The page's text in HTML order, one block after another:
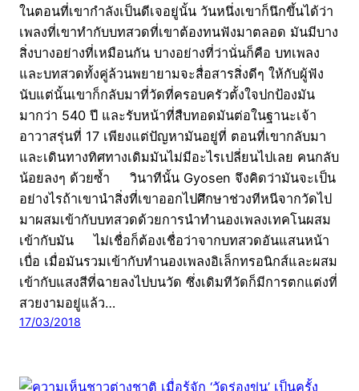
ในตอนที่เขากำลังเป็นดีเจอยู่นั้น วันหนึ่งเขาก็นึกขึ้นได้ว่า
เพลงที่เขาทำกับบทสวดที่เขาต้องทนฟังมาตลอด มันมีบาง
สิ่งบางอย่างที่เหมือนกัน บางอย่างที่ว่านั่นก็คือ บทเพลง
และบทสวดทั้งคู่ล้วนพยายามจะสื่อสารสิ่งดีๆ ให้กับผู้ฟัง
นับแต่นั้นเขาก็กลับมาที่วัดที่ครอบครัวตั้งใจปกป้องมัน
มากว่า 540 ปี และรับหน้าที่สืบทอดมันต่อในฐานะเจ้า
อาวาสรุ่นที่ 17 เพียงแต่ปัญหามันอยู่ที่ ตอนที่เขากลับมา
และเดินทางทิศทางเดิมมันไม่มีอะไรเปลี่ยนไปเลย คนกลับ
น้อยลงๆ ด้วยซ้ำ วินาทีนั้น Gyosen จึงคิดว่ามันจะเป็น
อย่างไรถ้าเขานำสิ่งที่เขาออกไปศึกษาช่วงทีหนีจากวัดไป
มาผสมเข้ากับบทสวดด้วยการนำทำนองเพลงเทคโนผสม
เข้ากับมัน ไม่เชื่อก็ต้องเชื่อว่าจากบทสวดอันแสนหน้า
เบื่อ เมื่อมันรวมเข้ากับทำนองเพลงอิเล็กทรอนิกส์และผสม
เข้ากับแสงสีที่ฉายลงไปบนวัด ซึ่งเดิมทีวัดก็มีการตกแต่งที่
สวยงามอยู่แล้ว…
17/03/2018